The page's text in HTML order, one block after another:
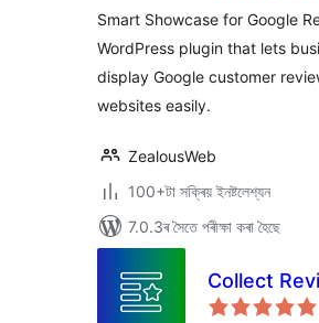
Smart Showcase for Google
WordPress plugin that lets
display Google customer
websites easily.
ZealousWeb
100+টা সক্ৰিয় ইনষ্টলেশ্যন
7.0.3ৰ সৈতে পৰীক্ষা কৰা হৈছে
Collect